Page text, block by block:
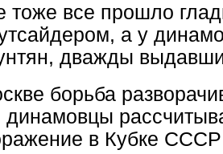
тоже все прошло
а у
дважды
борьба
динамовцы
в Кубке СССР